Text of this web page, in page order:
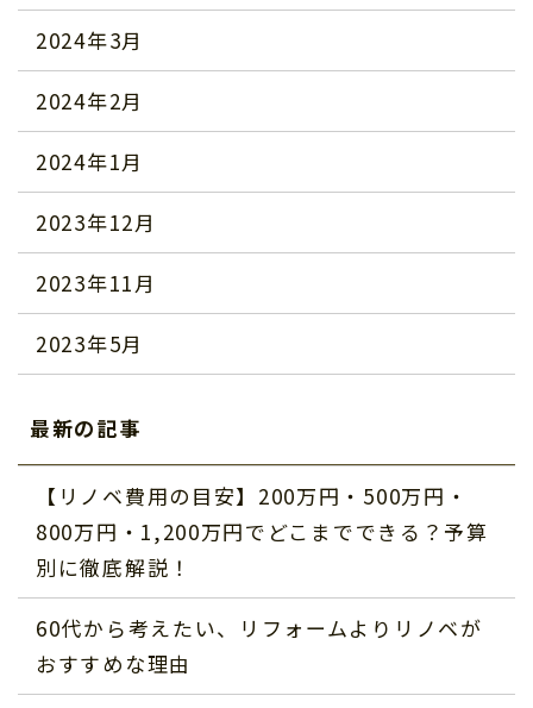
2024年3月
2024年2月
2024年1月
2023年12月
2023年11月
2023年5月
最新の記事
【リノベ費用の目安】200万円・500万円・
800万円・1,200万円でどこまでできる？予算
別に徹底解説！
60代から考えたい、リフォームよりリノベが
おすすめな理由